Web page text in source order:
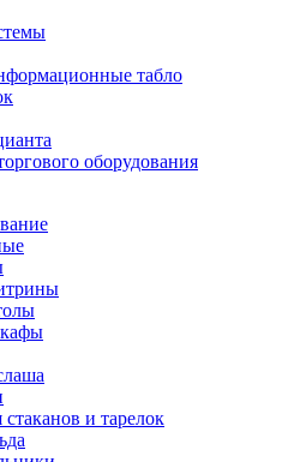
табло
оборудования
и тарелок